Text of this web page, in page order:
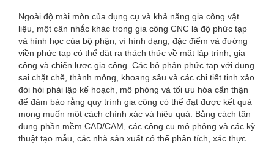
Ngoài độ mài mòn của dụng cụ và khả năng gia công vật
liệu, một cân nhắc khác trong gia công CNC là độ phức tạp
và hình học của bộ phận, vì hình dạng, đặc điểm và đường
viền phức tạp có thể đặt ra thách thức về mặt lập trình, gia
công và chiến lược gia công. Các bộ phận phức tạp với dung
sai chặt chẽ, thành mỏng, khoang sâu và các chi tiết tinh xảo
đòi hỏi phải lập kế hoạch, mô phỏng và tối ưu hóa cẩn thận
để đảm bảo rằng quy trình gia công có thể đạt được kết quả
mong muốn một cách chính xác và hiệu quả. Bằng cách tận
dụng phần mềm CAD/CAM, các công cụ mô phỏng và các kỹ
thuật tạo mẫu, các nhà sản xuất có thể phân tích, xác thực